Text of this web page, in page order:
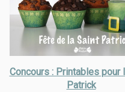
Concours : Printables pour
Patrick